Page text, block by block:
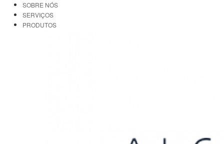
SOBRE NÓS
SERVIÇOS
PRODUTOS